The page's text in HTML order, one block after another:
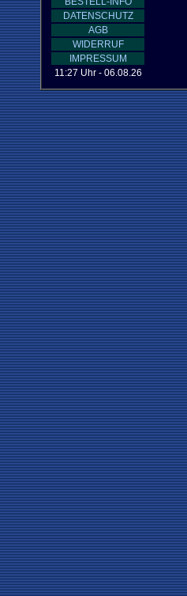
DATENSCHUTZ
AGB
WIDERRUF
IMPRESSUM
11:27 Uhr - 06.08.26